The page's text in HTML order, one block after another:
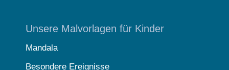
Unsere Malvorlagen für Kinder
Mandala
Besondere Ereignisse